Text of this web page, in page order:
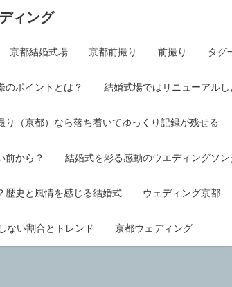
ィング
京都結婚式場 京都前撮り 前撮り タグ
のポイントとは？ 結婚式場ではリニューアル
り（京都）なら落ち着いてゆっくり記録が残せる
前から？ 結婚式を彩る感動のウエディングソン
歴史と風情を感じる結婚式 ウェディング京都
ない割合とトレンド 京都ウェディング